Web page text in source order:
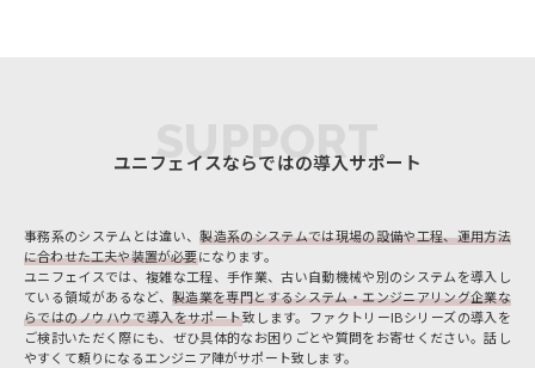
SUPPORT
ユニフェイスならではの導入サポート
事務系のシステムとは違い、製造系のシステムでは現場の設備や工程、運用方法
に合わせた工夫や装置が必要になります。
ユニフェイスでは、複雑な工程、手作業、古い自動機械や別のシステムを導入し
ている領域があるなど、製造業を専門とするシステム・エンジニアリング企業な
らではのノウハウで導入をサポート致します。ファクトリーIBシリーズの導入を
ご検討いただく際にも、ぜひ具体的なお困りごとや質問をお寄せください。話し
やすくて頼りになるエンジニア陣がサポート致します。